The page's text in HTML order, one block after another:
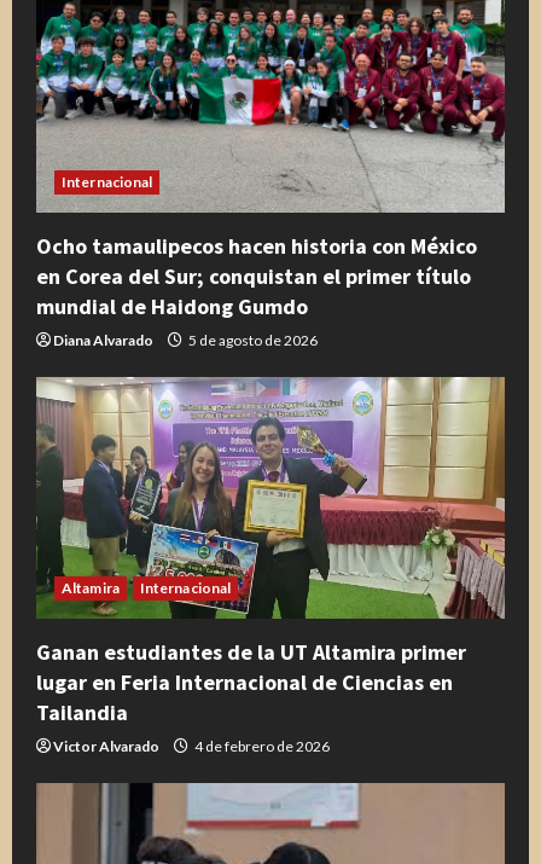
e
n
d
o Internacional
Ocho tamaulipecos hacen historia con México
en Corea del Sur; conquistan el primer título
mundial de Haidong Gumdo
Diana Alvarado 5 de agosto de 2026
Altamira Internacional
Ganan estudiantes de la UT Altamira primer
lugar en Feria Internacional de Ciencias en
Tailandia
Victor Alvarado 4 de febrero de 2026